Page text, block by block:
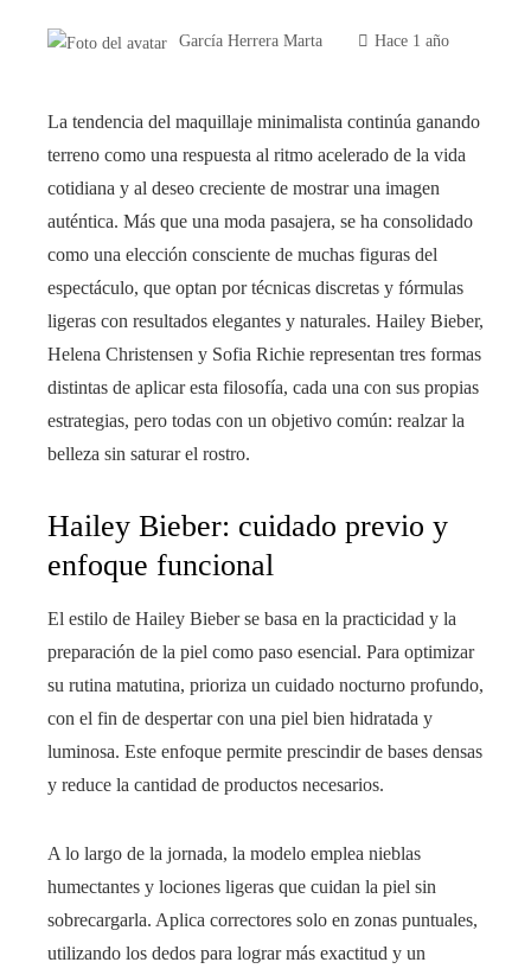
García Herrera Marta Hace 1 año
La tendencia del maquillaje minimalista continúa ganando
terreno como una respuesta al ritmo acelerado de la vida
cotidiana y al deseo creciente de mostrar una imagen
auténtica. Más que una moda pasajera, se ha consolidado
como una elección consciente de muchas figuras del
espectáculo, que optan por técnicas discretas y fórmulas
ligeras con resultados elegantes y naturales. Hailey Bieber,
Helena Christensen y Sofia Richie representan tres formas
distintas de aplicar esta filosofía, cada una con sus propias
estrategias, pero todas con un objetivo común: realzar la
belleza sin saturar el rostro.
Hailey Bieber: cuidado previo y
enfoque funcional
El estilo de Hailey Bieber se basa en la practicidad y la
preparación de la piel como paso esencial. Para optimizar
su rutina matutina, prioriza un cuidado nocturno profundo,
con el fin de despertar con una piel bien hidratada y
luminosa. Este enfoque permite prescindir de bases densas
y reduce la cantidad de productos necesarios.
A lo largo de la jornada, la modelo emplea nieblas
humectantes y lociones ligeras que cuidan la piel sin
sobrecargarla. Aplica correctores solo en zonas puntuales,
utilizando los dedos para lograr más exactitud y un